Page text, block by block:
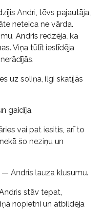
Andri, tēvs pajautāja,
neteica ne vārda.
Andris redzēja, ka
Viņa tūlīt ieslīdēja
uz soliņa, ilgi skatījās
gaidīja.
vai pat iesitis, arī to
šo neziņu un
Andris lauza klusumu.
stāv tepat,
nopietni un atbildēja